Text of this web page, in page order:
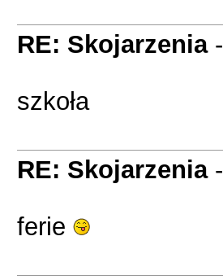
RE: Skojarzenia-
szkoła
RE: Skojarzenia-
ferie